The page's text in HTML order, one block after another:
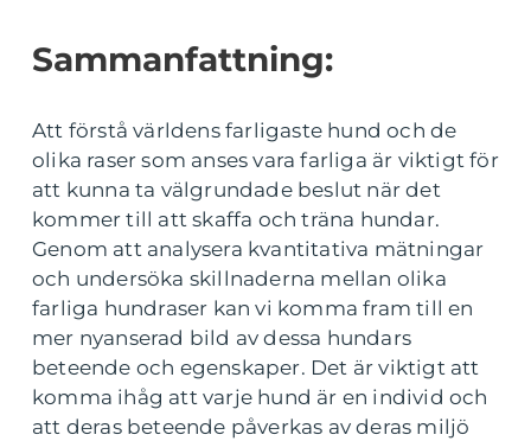
Sammanfattning:
Att förstå världens farligaste hund och de
olika raser som anses vara farliga är viktigt för
att kunna ta välgrundade beslut när det
kommer till att skaffa och träna hundar.
Genom att analysera kvantitativa mätningar
och undersöka skillnaderna mellan olika
farliga hundraser kan vi komma fram till en
mer nyanserad bild av dessa hundars
beteende och egenskaper. Det är viktigt att
komma ihåg att varje hund är en individ och
att deras beteende påverkas av deras miljö